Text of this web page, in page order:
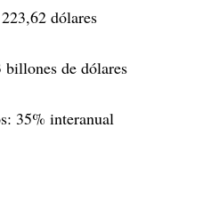
dólares
de dólares
35% interanual